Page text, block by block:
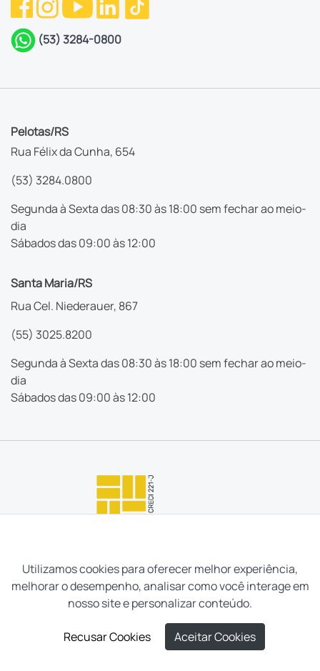
(53) 3284-0800
Pelotas/RS
Rua Félix da Cunha, 654
(53) 3284.0800
Segunda à Sexta das 08:30 às 18:00 sem fechar ao meio-
dia
Sábados das 09:00 às 12:00
Santa Maria/RS
Rua Cel. Niederauer, 867
(55) 3025.8200
Segunda à Sexta das 08:30 às 18:00 sem fechar ao meio-
dia
Sábados das 09:00 às 12:00
Neves e Filhos Administração e Intermediação de Imóveis
Utilizamos cookies para oferecer melhor experiência,
melhorar o desempenho, analisar como você interage em
nosso site e personalizar conteúdo.
Recusar Cookies Aceitar Cookies